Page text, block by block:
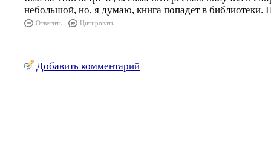
небольшой, но, я думаю, книга попадет в библиотеки.
Ответить Цитировать
Добавить комментарий